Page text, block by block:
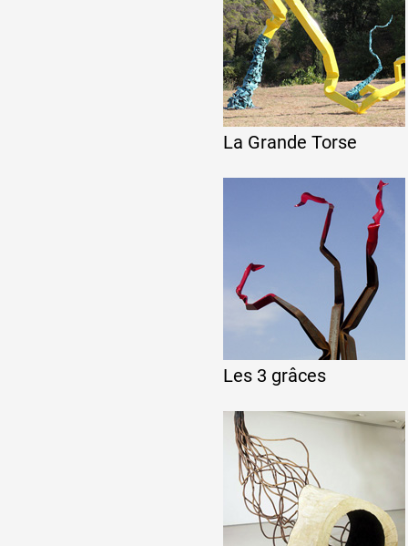
De A à Z
Année par année
Collection vidéos
La Grande Torse
Les 3 grâces